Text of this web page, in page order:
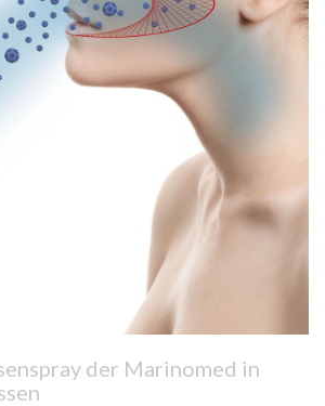
der Marinomed in